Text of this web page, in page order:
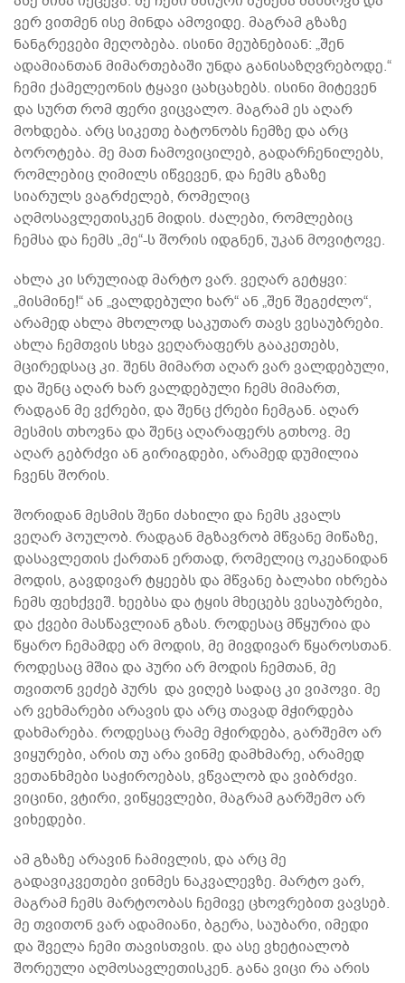
ვერ ვითმენ ისე მინდა ამოვიდე. მაგრამ გზაზე
ნანგრევები მეღობება. ისინი მეუბნებიან: „შენ
ადამიანთან მიმართებაში უნდა განისაზღვრებოდე.“
ჩემი ქამელეონის ტყავი ცახცახებს. ისინი მიტევენ
და სურთ რომ ფერი ვიცვალო. მაგრამ ეს აღარ
მოხდება. არც სიკეთე ბატონობს ჩემზე და არც
ბოროტება. მე მათ ჩამოვიცილებ, გადარჩენილებს,
რომლებიც ღიმილს იწვევენ, და ჩემს გზაზე
სიარულს ვაგრძელებ, რომელიც
აღმოსავლეთისკენ მიდის. ძალები, რომლებიც
ჩემსა და ჩემს „მე“-ს შორის იდგნენ, უკან მოვიტოვე.
ახლა კი სრულიად მარტო ვარ. ვეღარ გეტყვი:
„მისმინე!“ ან „ვალდებული ხარ“ ან „შენ შეგეძლო“,
არამედ ახლა მხოლოდ საკუთარ თავს ვესაუბრები.
ახლა ჩემთვის სხვა ვეღარაფერს გააკეთებს,
მცირედსაც კი. შენს მიმართ აღარ ვარ ვალდებული,
და შენც აღარ ხარ ვალდებული ჩემს მიმართ,
რადგან მე ვქრები, და შენც ქრები ჩემგან. აღარ
მესმის თხოვნა და შენც აღარაფერს გთხოვ. მე
აღარ გებრძვი ან გირიგდები, არამედ დუმილია
ჩვენს შორის.
შორიდან მესმის შენი ძახილი და ჩემს კვალს
ვეღარ პოულობ. რადგან მგზავრობ მწვანე მიწაზე,
დასავლეთის ქართან ერთად, რომელიც ოკეანიდან
მოდის, გავდივარ ტყეებს და მწვანე ბალახი იხრება
ჩემს ფეხქვეშ. ხეებსა და ტყის მხეცებს ვესაუბრები,
და ქვები მასწავლიან გზას. როდესაც მწყურია და
წყარო ჩემამდე არ მოდის, მე მივდივარ წყაროსთან.
როდესაც მშია და პური არ მოდის ჩემთან, მე
თვითონ ვეძებ პურს და ვიღებ სადაც კი ვიპოვი. მე
არ ვეხმარები არავის და არც თავად მჭირდება
დახმარება. როდესაც რამე მჭირდება, გარშემო არ
ვიყურები, არის თუ არა ვინმე დამხმარე, არამედ
ვეთანხმები საჭიროებას, ვწვალობ და ვიბრძვი.
ვიცინი, ვტირი, ვიწყევლები, მაგრამ გარშემო არ
ვიხედები.
ამ გზაზე არავინ ჩამივლის, და არც მე
გადავიკვეთები ვინმეს ნაკვალევზე. მარტო ვარ,
მაგრამ ჩემს მარტოობას ჩემივე ცხოვრებით ვავსებ.
მე თვითონ ვარ ადამიანი, ბგერა, საუბარი, იმედი
და შველა ჩემი თავისთვის. და ასე ვხეტიალობ
შორეული აღმოსავლეთისკენ. განა ვიცი რა არის